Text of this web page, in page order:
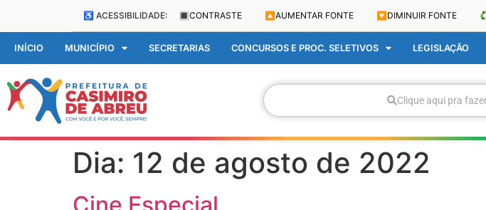
♿ ACESSIBILIDADE: 🔳 CONTRASTE 🔼 AUMENTAR FONTE 🔽 DIMINUIR FONTE
INÍCIO MUNICÍPIO SECRETARIAS CONCURSOS E PROC. SELETIVOS LEGISLAÇÃO
Clique aqui pra
Dia: 12 de agosto de 2022